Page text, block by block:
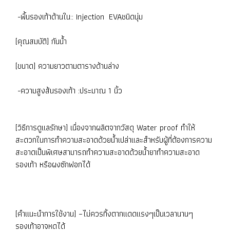
-พื้นรองเท้าด้านใน:: Injection EVAชนิดนุ่ม
[คุณสมบัติ] กันน้ำ
[ขนาด] ความยาวตามตารางด้านล่าง
-ความสูงส้นรองเท้า :ประมาณ 1 นิ้ว
[วิธีการดูแลรักษา] เนื่องจากผลิตจากวัสดุ Water proof ทำให้
สะดวกในการทำความสะอาดด้วยน้ำเปล่าและสำหรับผู้ที่ต้องการความ
สะอาดเป็นพิเศษสามารถทำความสะอาดด้วยน้ำยาทำความสะอาด
รองเท้า หรือผงซักฟอกได้
[คำแนะนำการใช้งาน] –ไม่ควรทิ้งตากแดดแรงๆเป็นเวลานานๆ
รองเท้าอาจหดได้